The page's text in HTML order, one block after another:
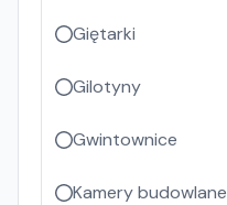
Giętarki
Gilotyny
Gwintownice
Kamery budowlane